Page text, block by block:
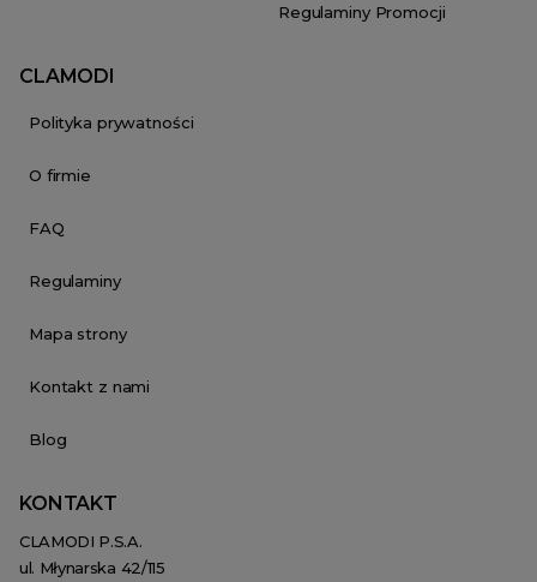
Regulaminy Promocji
CLAMODI
Polityka prywatności
O firmie
FAQ
Regulaminy
Mapa strony
Kontakt z nami
Blog
KONTAKT
CLAMODI P.S.A.
ul. Młynarska 42/115